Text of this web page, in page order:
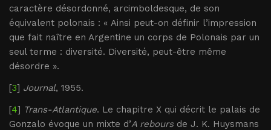
caractère désordonné, arcimboldesque, de son
équivalent polonais : « Ainsi peut-on définir l’impression
que fait naître en Argentine un corps de Polonais par un
seul terme : diversité. Diversité, peut-être même
désordre ».
[3] Journal, 1955.
[4] Trans-Atlantique. Le chapitre X qui décrit le palais de
Gonzalo évoque un mixte d’A reboursde J. K. Huysmans